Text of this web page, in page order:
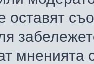
оставят
мненията